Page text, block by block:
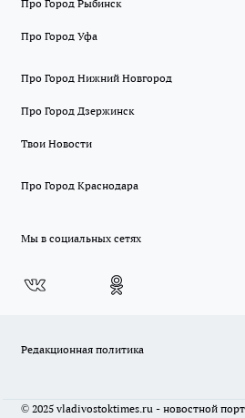
Про Город Рыбинск
Про Город Уфа
Про Город Нижний Новгород
Про Город Дзержинск
Твои Новости
Про Город Краснодара
Мы в социальных сетях
Редакционная политика
© 2025 vladivostoktimes.ru - новостной